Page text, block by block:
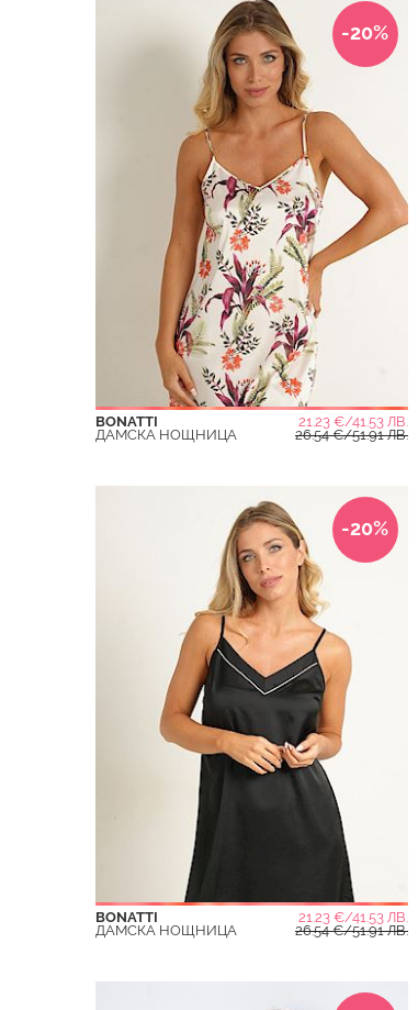
-20%
BONATTI
21.23 €/41.53 ЛВ.
ДАМСКА НОЩНИЦА
26.54 €/51.91 ЛВ.
-20%
BONATTI
21.23 €/41.53 ЛВ.
ДАМСКА НОЩНИЦА
26.54 €/51.91 ЛВ.